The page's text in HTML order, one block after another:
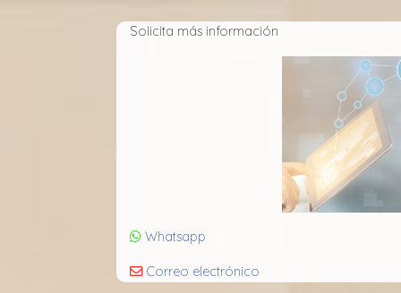
Solicita más información
Whatsapp
Correo electrónico